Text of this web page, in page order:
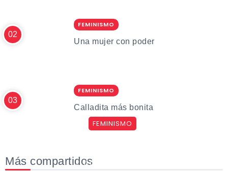
FEMINISMO
Una mujer con poder
FEMINISMO
Calladita más bonita
Más compartidos
FEMINISMO
11 De Julio De 2020